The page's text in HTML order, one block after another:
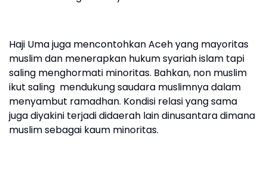
Haji Uma juga mencontohkan Aceh yang mayoritas
muslim dan menerapkan hukum syariah islam tapi
saling menghormati minoritas. Bahkan, non muslim
ikut saling mendukung saudara muslimnya dalam
menyambut ramadhan. Kondisi relasi yang sama
juga diyakini terjadi didaerah lain dinusantara dimana
muslim sebagai kaum minoritas.